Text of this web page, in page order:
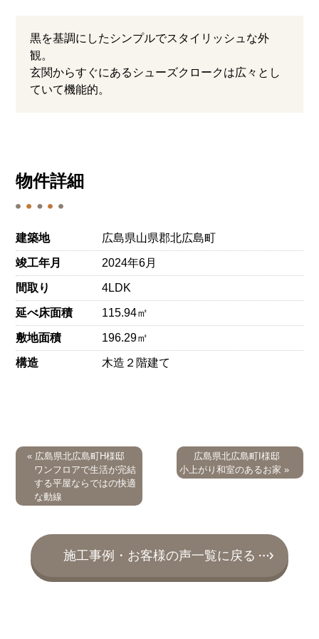
黒を基調にしたシンプルでスタイリッシュな外
観。
玄関からすぐにあるシューズクロークは広々とし
ていて機能的。
物件詳細
建築地 広島県山県郡北広島町
竣工年月 2024年6月
間取り 4LDK
延べ床面積 115.94㎡
敷地面積 196.29㎡
構造 木造２階建て
« 広島県北広島町H様邸
ワンフロアで生活が完結
する平屋ならではの快適
な動線
広島県北広島町I様邸
小上がり和室のあるお家 »
施工事例・お客様の声一覧に戻る